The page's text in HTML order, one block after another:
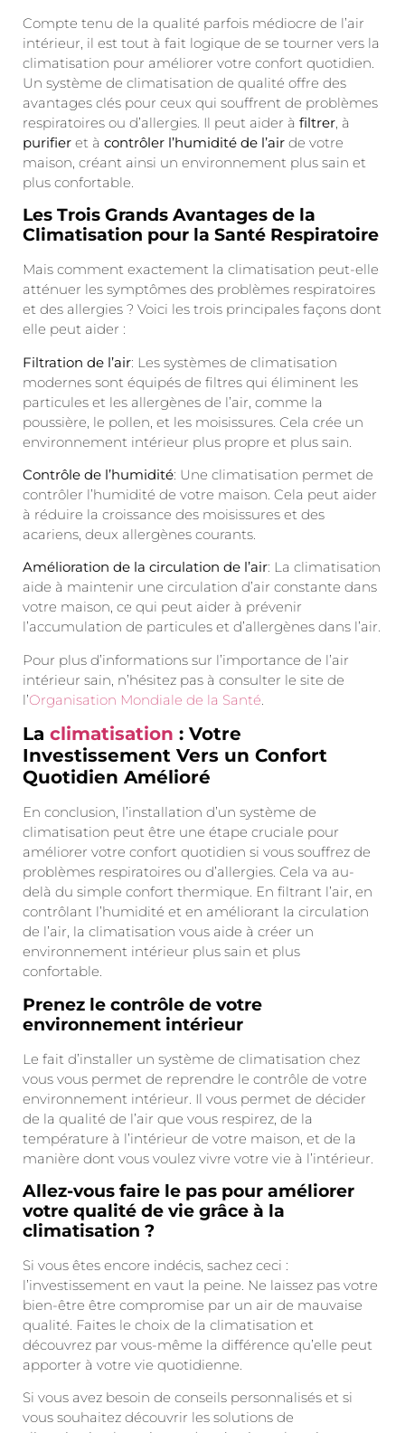
Compte tenu de la qualité parfois médiocre de l’air
intérieur, il est tout à fait logique de se tourner vers la
climatisation pour améliorer votre confort quotidien.
Un système de climatisation de qualité offre des
avantages clés pour ceux qui souffrent de problèmes
respiratoires ou d’allergies. Il peut aider à filtrer, à
purifier et à contrôler l’humidité de l’air de votre
maison, créant ainsi un environnement plus sain et
plus confortable.
Les Trois Grands Avantages de la
Climatisation pour la Santé Respiratoire
Mais comment exactement la climatisation peut-elle
atténuer les symptômes des problèmes respiratoires
et des allergies ? Voici les trois principales façons dont
elle peut aider :
Filtration de l’air: Les systèmes de climatisation
modernes sont équipés de filtres qui éliminent les
particules et les allergènes de l’air, comme la
poussière, le pollen, et les moisissures. Cela crée un
environnement intérieur plus propre et plus sain.
Contrôle de l’humidité: Une climatisation permet de
contrôler l’humidité de votre maison. Cela peut aider
à réduire la croissance des moisissures et des
acariens, deux allergènes courants.
Amélioration de la circulation de l’air: La climatisation
aide à maintenir une circulation d’air constante dans
votre maison, ce qui peut aider à prévenir
l’accumulation de particules et d’allergènes dans l’air.
Pour plus d’informations sur l’importance de l’air
intérieur sain, n’hésitez pas à consulter le site de
l’Organisation Mondiale de la Santé.
La climatisation : Votre
Investissement Vers un Confort
Quotidien Amélioré
En conclusion, l’installation d’un système de
climatisation peut être une étape cruciale pour
améliorer votre confort quotidien si vous souffrez de
problèmes respiratoires ou d’allergies. Cela va au-
delà du simple confort thermique. En filtrant l’air, en
contrôlant l’humidité et en améliorant la circulation
de l’air, la climatisation vous aide à créer un
environnement intérieur plus sain et plus
confortable.
Prenez le contrôle de votre
environnement intérieur
Le fait d’installer un système de climatisation chez
vous vous permet de reprendre le contrôle de votre
environnement intérieur. Il vous permet de décider
de la qualité de l’air que vous respirez, de la
température à l’intérieur de votre maison, et de la
manière dont vous voulez vivre votre vie à l’intérieur.
Allez-vous faire le pas pour améliorer
votre qualité de vie grâce à la
climatisation ?
Si vous êtes encore indécis, sachez ceci :
l’investissement en vaut la peine. Ne laissez pas votre
bien-être être compromise par un air de mauvaise
qualité. Faites le choix de la climatisation et
découvrez par vous-même la différence qu’elle peut
apporter à votre vie quotidienne.
Si vous avez besoin de conseils personnalisés et si
vous souhaitez découvrir les solutions de